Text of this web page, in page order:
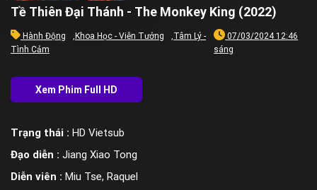
Tề Thiên Đại Thánh - The Monkey King (2022)
Hành Động , Khoa Học - Viễn Tưởng ,Tâm Lý -
Tình Cảm
07/03/2024 12:46
sáng
Trạng thái : HD Vietsub
Đạo diễn : Jiang Xiao Tong
Diễn viên : Miu Tse, Raquel